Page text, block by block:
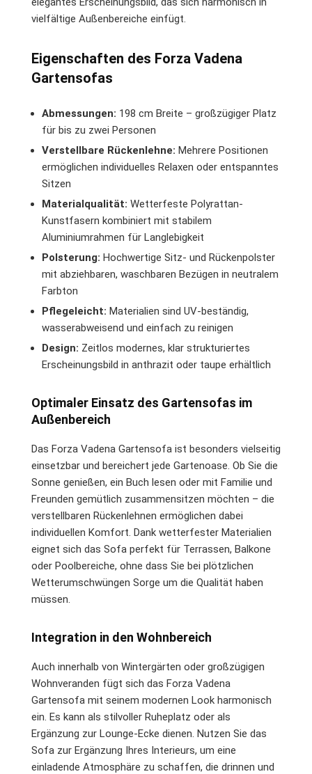
vielfältige Außenbereiche einfügt.
Eigenschaften des Forza Vadena
Gartensofas
Abmessungen: 198 cm Breite – großzügiger Platz
für bis zu zwei Personen
Verstellbare Rückenlehne: Mehrere Positionen
ermöglichen individuelles Relaxen oder entspanntes
Sitzen
Materialqualität: Wetterfeste Polyrattan-
Kunstfasern kombiniert mit stabilem
Aluminiumrahmen für Langlebigkeit
Polsterung: Hochwertige Sitz- und Rückenpolster
mit abziehbaren, waschbaren Bezügen in neutralem
Farbton
Pflegeleicht: Materialien sind UV-beständig,
wasserabweisend und einfach zu reinigen
Design: Zeitlos modernes, klar strukturiertes
Erscheinungsbild in anthrazit oder taupe erhältlich
Optimaler Einsatz des Gartensofas im
Außenbereich
Das Forza Vadena Gartensofa ist besonders vielseitig
einsetzbar und bereichert jede Gartenoase. Ob Sie die
Sonne genießen, ein Buch lesen oder mit Familie und
Freunden gemütlich zusammensitzen möchten – die
verstellbaren Rückenlehnen ermöglichen dabei
individuellen Komfort. Dank wetterfester Materialien
eignet sich das Sofa perfekt für Terrassen, Balkone
oder Poolbereiche, ohne dass Sie bei plötzlichen
Wetterumschwüngen Sorge um die Qualität haben
müssen.
Integration in den Wohnbereich
Auch innerhalb von Wintergärten oder großzügigen
Wohnveranden fügt sich das Forza Vadena
Gartensofa mit seinem modernen Look harmonisch
ein. Es kann als stilvoller Ruheplatz oder als
Ergänzung zur Lounge-Ecke dienen. Nutzen Sie das
Sofa zur Ergänzung Ihres Interieurs, um eine
einladende Atmosphäre zu schaffen, die drinnen und